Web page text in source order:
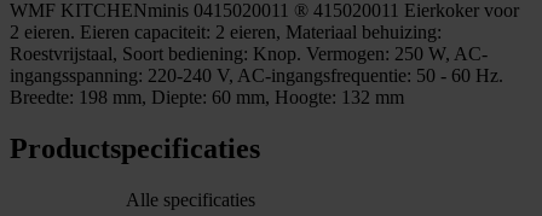
WMF KITCHENminis 0415020011 ® 415020011 Eierkoker voor
2 eieren. Eieren capaciteit: 2 eieren, Materiaal behuizing:
Roestvrijstaal, Soort bediening: Knop. Vermogen: 250 W, AC-
ingangsspanning: 220-240 V, AC-ingangsfrequentie: 50 - 60 Hz.
Breedte: 198 mm, Diepte: 60 mm, Hoogte: 132 mm
Productspecificaties
Alle specificaties